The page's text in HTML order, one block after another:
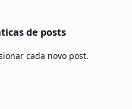
de posts
cada novo post.